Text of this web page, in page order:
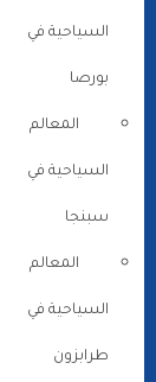
السياحية في
بورصا
المعالم
السياحية في
سبنجا
المعالم
السياحية في
طرابزون